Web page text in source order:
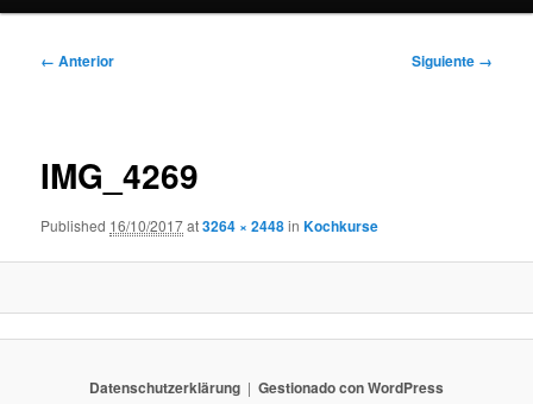
Navegador
← Anterior Siguiente →
IMG_4269
Published 16/10/2017at3264 × 2448inKochkurse
Datenschutzerklärung Gestionado con WordPress